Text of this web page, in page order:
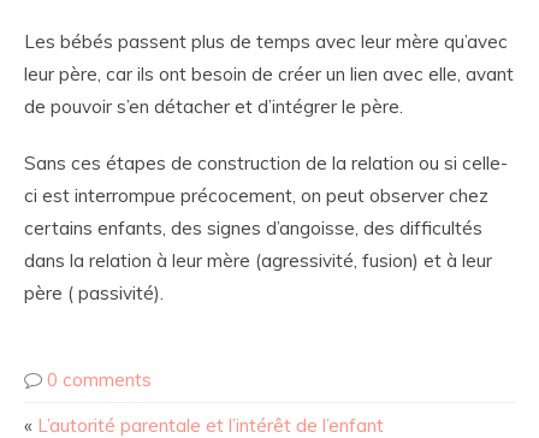
Les bébés passent plus de temps avec leur mère qu’avec
leur père, car ils ont besoin de créer un lien avec elle, avant
de pouvoir s’en détacher et d’intégrer le père.
Sans ces étapes de construction de la relation ou si celle-
ci est interrompue précocement, on peut observer chez
certains enfants, des signes d’angoisse, des difficultés
dans la relation à leur mère (agressivité, fusion) et à leur
père ( passivité).
0 comments
« L’autorité parentale et l’intérêt de l’enfant